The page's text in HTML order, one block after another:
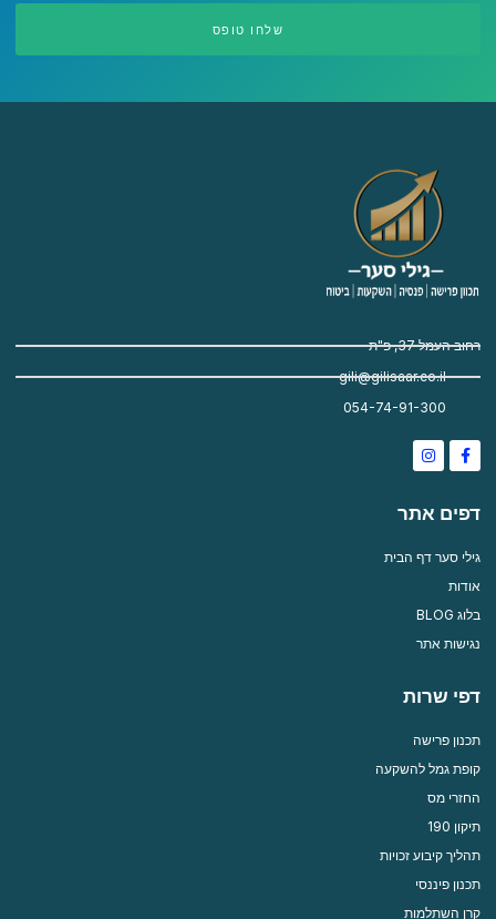
שלחו טופס
רחוב העמל 37, פ"ת
gili@gilisaar.co.il
054-74-91-300
Facebook-
f
Instagram
דפים אתר
גילי סער דף הבית
אודות
בלוג BLOG
נגישות אתר
דפי שרות
תכנון פרישה
קופת גמל להשקעה
החזרי מס
תיקון 190
תהליך קיבוע זכויות
תכנון פיננסי
קרן השתלמות